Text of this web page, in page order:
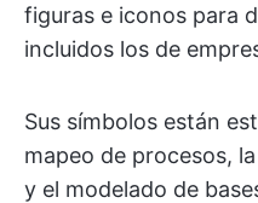
figuras e iconos para
incluidos los de
Sus símbolos están
mapeo de procesos,
y el modelado de